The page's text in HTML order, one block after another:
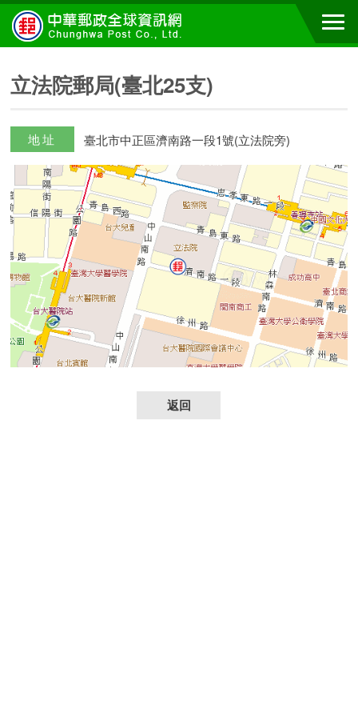
立法院郵局(臺北25支)
地址 臺北市中正區濟南路一段1號(立法院旁)